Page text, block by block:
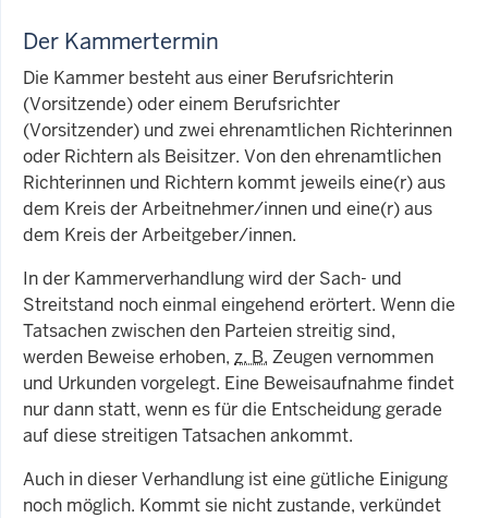
Der Kammertermin
Die Kammer besteht aus einer Berufsrichterin
(Vorsitzende) oder einem Berufsrichter
(Vorsitzender) und zwei ehrenamtlichen Richterinnen
oder Richtern als Beisitzer. Von den ehrenamtlichen
Richterinnen und Richtern kommt jeweils eine(r) aus
dem Kreis der Arbeitnehmer/innen und eine(r) aus
dem Kreis der Arbeitgeber/innen.
In der Kammerverhandlung wird der Sach- und
Streitstand noch einmal eingehend erörtert. Wenn die
Tatsachen zwischen den Parteien streitig sind,
werden Beweise erhoben, z. B. Zeugen vernommen
und Urkunden vorgelegt. Eine Beweisaufnahme findet
nur dann statt, wenn es für die Entscheidung gerade
auf diese streitigen Tatsachen ankommt.
Auch in dieser Verhandlung ist eine gütliche Einigung
noch möglich. Kommt sie nicht zustande, verkündet